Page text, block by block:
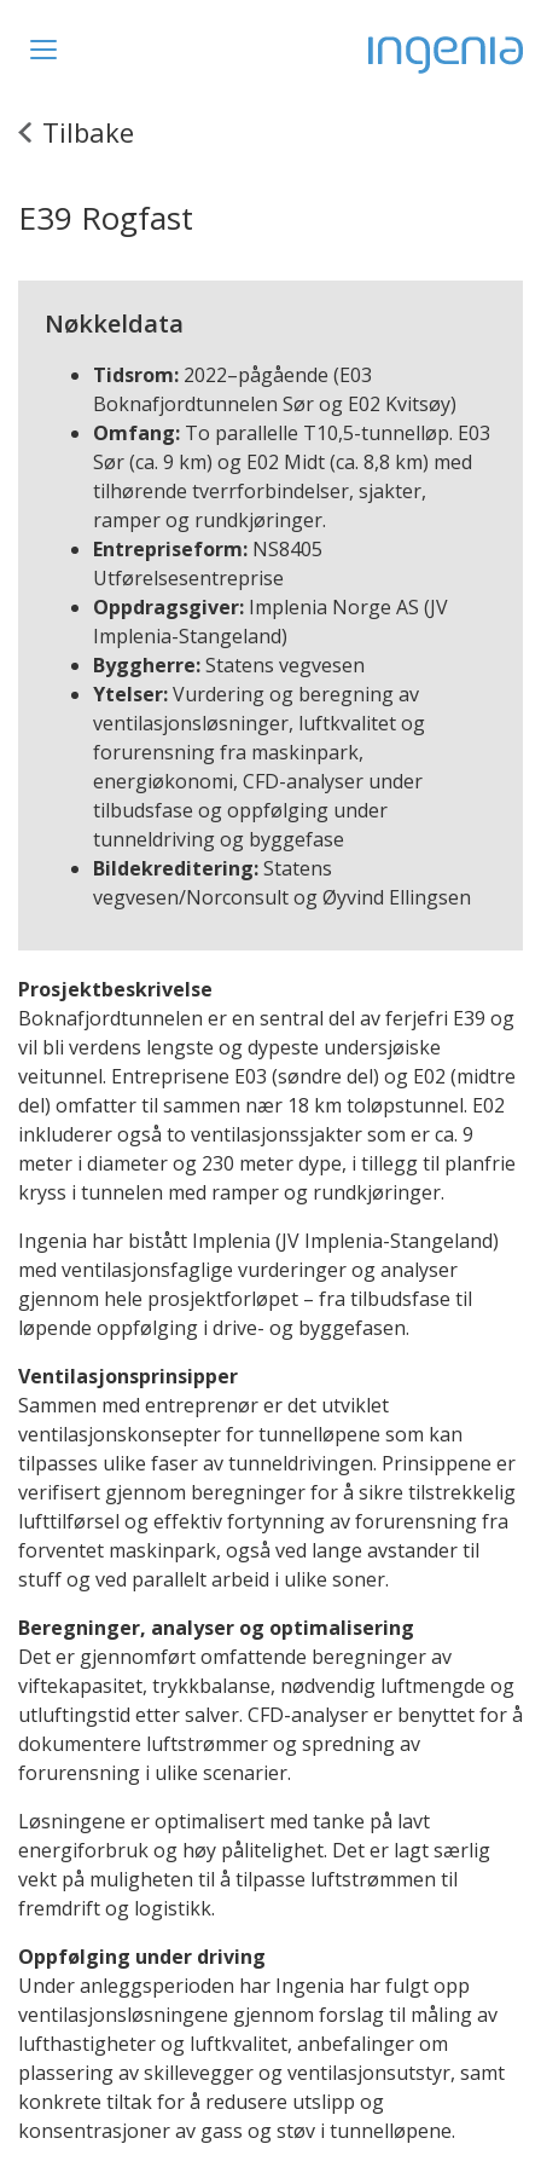
Toggle
Tilbake
E39 Rogfast
Nøkkeldata
Tidsrom: 2022–pågående (E03
Boknafjordtunnelen Sør og E02 Kvitsøy)
Omfang: To parallelle T10,5-tunnelløp. E03
Sør (ca. 9 km) og E02 Midt (ca. 8,8 km) med
tilhørende tverrforbindelser, sjakter,
ramper og rundkjøringer.
Entrepriseform: NS8405
Utførelsesentreprise
Oppdragsgiver: Implenia Norge AS (JV
Implenia-Stangeland)
Byggherre:Statens vegvesen
Ytelser:Vurdering og beregning av
ventilasjonsløsninger, luftkvalitet og
forurensning fra maskinpark,
energiøkonomi, CFD-analyser under
tilbudsfase og oppfølging under
tunneldriving og byggefase
Bildekreditering:Statens
vegvesen/Norconsult og Øyvind Ellingsen
Prosjektbeskrivelse
Boknafjordtunnelen er en sentral del av ferjefri E39 og
vil bli verdens lengste og dypeste undersjøiske
veitunnel. Entreprisene E03 (søndre del) og E02 (midtre
del) omfatter til sammen nær 18 km toløpstunnel. E02
inkluderer også to ventilasjonssjakter som er ca. 9
meter i diameter og 230 meter dype, i tillegg til planfrie
kryss i tunnelen med ramper og rundkjøringer.
Ingenia har bistått Implenia (JV Implenia-Stangeland)
med ventilasjonsfaglige vurderinger og analyser
gjennom hele prosjektforløpet – fra tilbudsfase til
løpende oppfølging i drive- og byggefasen.
Ventilasjonsprinsipper
Sammen med entreprenør er det utviklet
ventilasjonskonsepter for tunnelløpene som kan
tilpasses ulike faser av tunneldrivingen. Prinsippene er
verifisert gjennom beregninger for å sikre tilstrekkelig
lufttilførsel og effektiv fortynning av forurensning fra
forventet maskinpark, også ved lange avstander til
stuff og ved parallelt arbeid i ulike soner.
Beregninger, analyser og optimalisering
Det er gjennomført omfattende beregninger av
viftekapasitet, trykkbalanse, nødvendig luftmengde og
utluftingstid etter salver. CFD-analyser er benyttet for å
dokumentere luftstrømmer og spredning av
forurensning i ulike scenarier.
Løsningene er optimalisert med tanke på lavt
energiforbruk og høy pålitelighet. Det er lagt særlig
vekt på muligheten til å tilpasse luftstrømmen til
fremdrift og logistikk.
Oppfølging under driving
Under anleggsperioden har Ingenia har fulgt opp
ventilasjonsløsningene gjennom forslag til måling av
lufthastigheter og luftkvalitet, anbefalinger om
plassering av skillevegger og ventilasjonsutstyr, samt
konkrete tiltak for å redusere utslipp og
konsentrasjoner av gass og støv i tunnelløpene.